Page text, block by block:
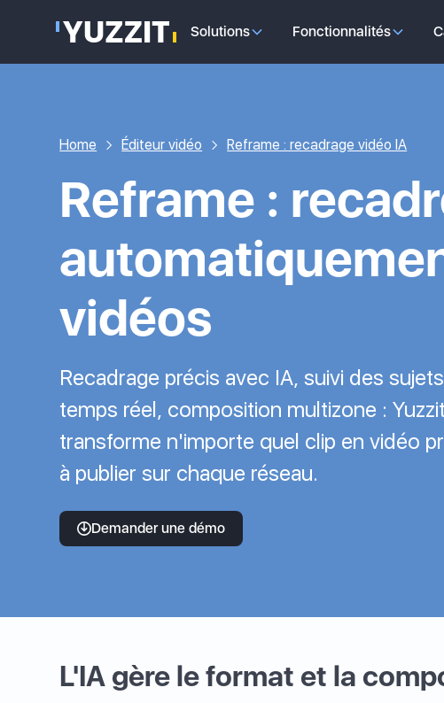
Solutions Fonctionnalités
Home Éditeur vidéo Reframe : recadrage vidéo IA
Reframe :
vidéos
Recadrage précis avec IA, suivi des
temps réel, composition multizone : Yuzzit
transforme n'importe quel clip en vidéo
à publier sur chaque réseau.
Demander une démo
L'IA gère le format et la